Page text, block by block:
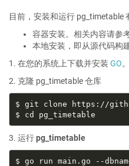
目前，安装和运行 pg_timetable
容器安装。相关内容请参
本地安装，即从源代码构
1. 在您的系统上下载并安装 GO。
2. 克隆 pg_timetable 仓库
3. 运行pg_timetable
$ go run main.go --